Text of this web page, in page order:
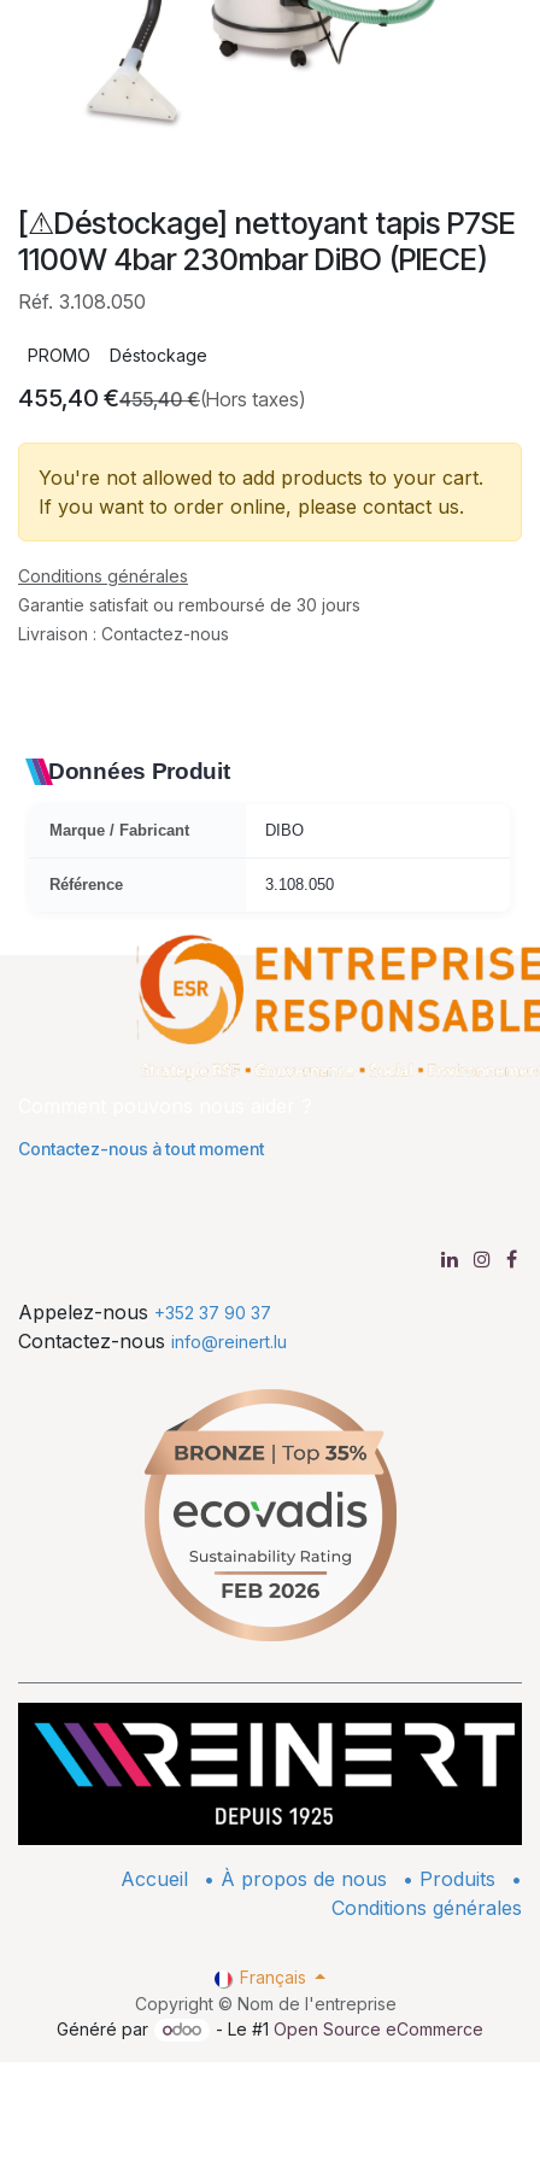
[⚠Déstockage] nettoyant tapis P7SE
1100W 4bar 230mbar DiBO (PIECE)
Réf. 3.108.050
PROMO Déstockage
455,40 €455,40€(Hors taxes)
You're not allowed to add products to your cart.
If you want to order online, please contact us.
Conditions générales
Garantie satisfait ou remboursé de 30 jours
Livraison : Contactez-nous
Données Produit
Marque / Fabricant DIBO
Référence 3.108.050
Contactez-nous à tout moment
Appelez-nous +352 37 90 37
Contactez-nous info@reinert.lu
Accueil • À propos de nous • ​Produits
•
Conditions générales
Copyright © Nom de l'entreprise
Français
Généré par - Le #1Open Source eCommerce